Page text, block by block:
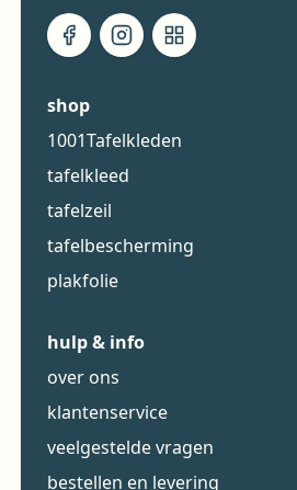
shop
1001Tafelkleden
tafelkleed
tafelzeil
tafelbescherming
plakfolie
hulp & info
over ons
klantenservice
veelgestelde vragen
bestellen en levering